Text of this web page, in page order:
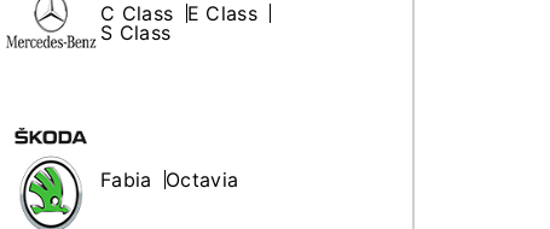
C Class
E Class
S Class
Fabia Octavia